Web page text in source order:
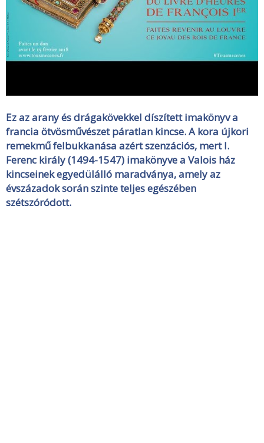
Ez az arany és drágakövekkel díszített imakönyv a
francia ötvösművészet páratlan kincse. A kora újkori
remekmű felbukkanása azért szenzációs, mert I.
Ferenc király (1494-1547) imakönyve a Valois ház
kincseinek egyedülálló maradványa, amely az
évszázadok során szinte teljes egészében
szétszóródott.